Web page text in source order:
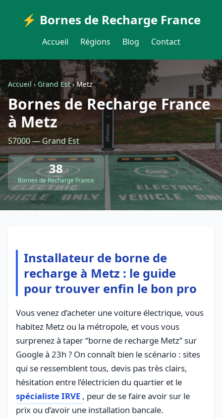
⚡ Bornes de Recharge France
Accueil Régions Blog Contact
Accueil›Grand Est›Metz
Bornes de Recharge France
à Metz
57000 — Grand Est
38
Bornes de Recharge France
Installateur de borne de
recharge à Metz : le guide
pour trouver enfin le bon pro
Vous venez d’acheter une voiture électrique, vous
habitez Metz ou la métropole, et vous vous
surprenez à taper “borne de recharge Metz” sur
Google à 23h ? On connaît bien le scénario : sites
qui se ressemblent tous, devis pas très clairs,
hésitation entre l’électricien du quartier et le
spécialiste IRVE , peur de se faire avoir sur le
prix ou d’avoir une installation bancale.